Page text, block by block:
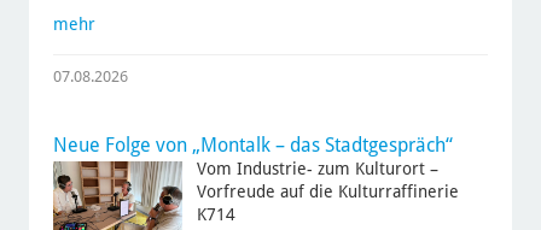
mehr
07.08.2026
Neue Folge von „Montalk – das Stadtgespräch“
Vom Industrie- zum Kulturort –
Vorfreude auf die Kulturraffinerie
K714